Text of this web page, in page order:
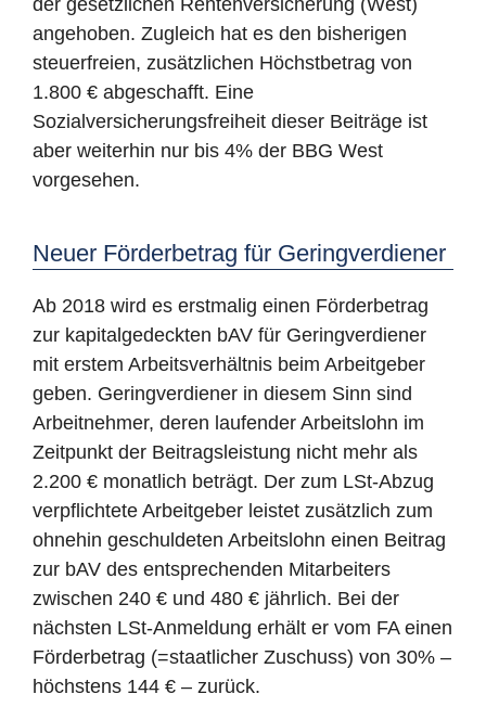
der gesetzlichen Rentenversicherung (West)
angehoben. Zugleich hat es den bisherigen
steuerfreien, zusätzlichen Höchstbetrag von
1.800 € abgeschafft. Eine
Sozialversicherungsfreiheit dieser Beiträge ist
aber weiterhin nur bis 4% der BBG West
vorgesehen.
Neuer Förderbetrag für Geringverdiener
Ab 2018 wird es erstmalig einen Förderbetrag
zur kapitalgedeckten bAV für Geringverdiener
mit erstem Arbeitsverhältnis beim Arbeitgeber
geben. Geringverdiener in diesem Sinn sind
Arbeitnehmer, deren laufender Arbeitslohn im
Zeitpunkt der Beitragsleistung nicht mehr als
2.200 € monatlich beträgt. Der zum LSt-Abzug
verpflichtete Arbeitgeber leistet zusätzlich zum
ohnehin geschuldeten Arbeitslohn einen Beitrag
zur bAV des entsprechenden Mitarbeiters
zwischen 240 € und 480 € jährlich. Bei der
nächsten LSt-Anmeldung erhält er vom FA einen
Förderbetrag (=staatlicher Zuschuss) von 30% –
höchstens 144 € – zurück.